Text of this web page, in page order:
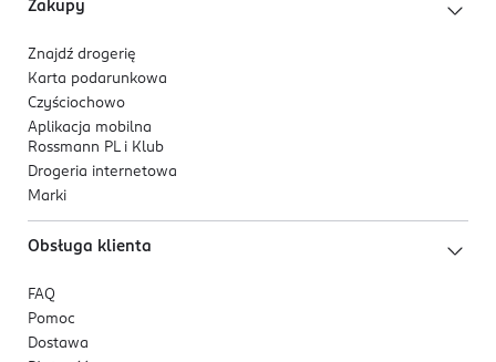
Składnik w 100% pochodzenia naturalnego. Do
wytworzenia 100 ml zużyto 100 g świeżego materiału
roślinnego.
Zakupy
Znajdź drogerię
Karta podarunkowa
Czyściochowo
Aplikacja mobilna
Rossmann PL i Klub
Drogeria internetowa
Marki
Obsługa klienta
FAQ
Pomoc
Dostawa